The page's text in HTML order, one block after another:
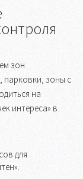
зон
парковки, зоны с
на
интереса» в
для